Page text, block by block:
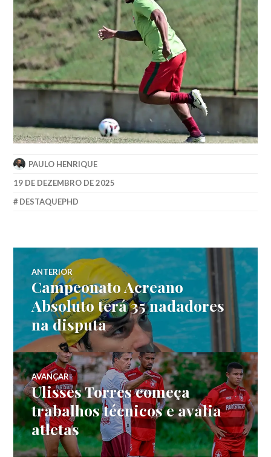
PAULO HENRIQUE
19 DE DEZEMBRO DE 2025
DESTAQUEPHD
ANTERIOR
Campeonato Acreano
Absoluto terá 35 nadadores
na disputa
AVANÇAR
Ulisses Torres começa
trabalhos técnicos e avalia
atletas